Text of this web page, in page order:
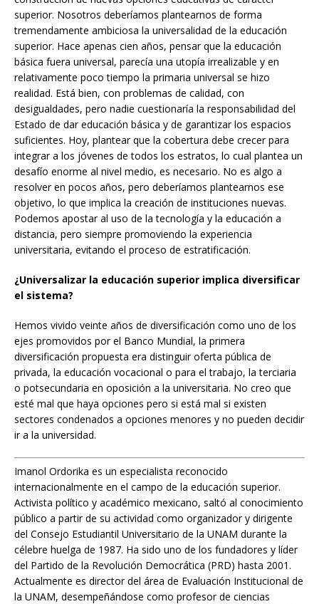
superior. Nosotros deberíamos plantearnos de forma
tremendamente ambiciosa la universalidad de la educación
superior. Hace apenas cien años, pensar que la educación
básica fuera universal, parecía una utopía irrealizable y en
relativamente poco tiempo la primaria universal se hizo
realidad. Está bien, con problemas de calidad, con
desigualdades, pero nadie cuestionaría la responsabilidad del
Estado de dar educación básica y de garantizar los espacios
suficientes. Hoy, plantear que la cobertura debe crecer para
integrar a los jóvenes de todos los estratos, lo cual plantea un
desafío enorme al nivel medio, es necesario. No es algo a
resolver en pocos años, pero deberíamos plantearnos ese
objetivo, lo que implica la creación de instituciones nuevas.
Podemos apostar al uso de la tecnología y la educación a
distancia, pero siempre promoviendo la experiencia
universitaria, evitando el proceso de estratificación.
¿Universalizar la educación superior implica diversificar
el sistema?
Hemos vivido veinte años de diversificación como uno de los
ejes promovidos por el Banco Mundial, la primera
diversificación propuesta era distinguir oferta pública de
privada, la educación vocacional o para el trabajo, la terciaria
o potsecundaria en oposición a la universitaria. No creo que
esté mal que haya opciones pero si está mal si existen
sectores condenados a opciones menores y no pueden decidir
ir a la universidad.
Imanol Ordorika es un especialista reconocido
internacionalmente en el campo de la educación superior.
Activista político y académico mexicano, saltó al conocimiento
público a partir de su actividad como organizador y dirigente
del Consejo Estudiantil Universitario de la UNAM durante la
célebre huelga de 1987. Ha sido uno de los fundadores y líder
del Partido de la Revolución Democrática (PRD) hasta 2001.
Actualmente es director del área de Evaluación Institucional de
la UNAM, desempeñándose como profesor de ciencias